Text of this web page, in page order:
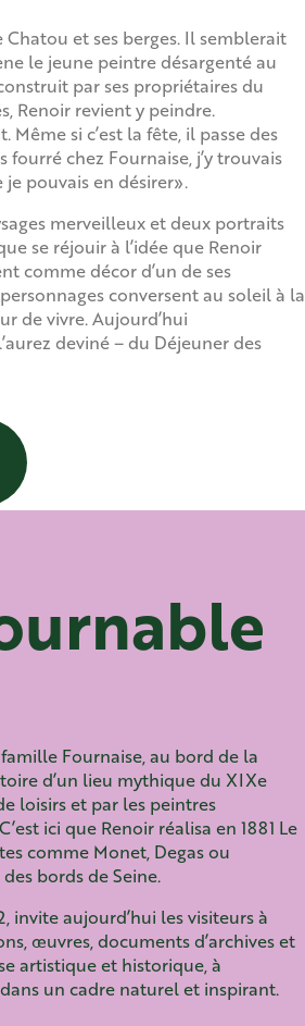
et ses berges. Il semblerait
le jeune peintre désargenté au
par ses propriétaires du
Renoir revient y peindre.
Même si c’est la fête, il passe des
fourré chez Fournaise, j’y trouvais
pouvais en désirer».
merveilleux et deux portraits
se réjouir à l’idée que Renoir
comme décor d’un de ses
conversent au soleil à la
de vivre. Aujourd’hui
deviné – du Déjeuner des
Fournaise, au bord de la
d’un lieu mythique du XIXe
loisirs et par les peintres
ici que Renoir réalisa en 1881 Le
comme Monet, Degas ou
bords de Seine.
invite aujourd’hui les visiteurs à
œuvres, documents d’archives et
artistique et historique, à
un cadre naturel et inspirant.